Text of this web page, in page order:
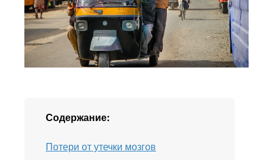
Содержание:
Потери от утечки мозгов